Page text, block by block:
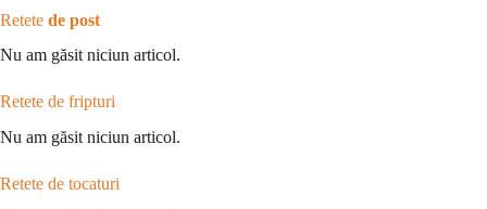
Retete de post
Nu am găsit niciun articol.
Retete de fripturi
Nu am găsit niciun articol.
Retete de tocaturi